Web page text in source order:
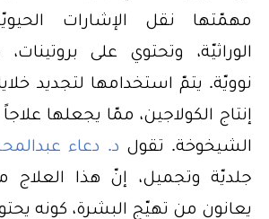
مهمّتها نقل الإشارات
الوراثيّة، وتحتوي على
نوويّة. يتمّ استخدامها لتجديد
إنتاج الكولاجين، ممّا يجعلها
الشيخوخة. تقول د. دعاء
جلديّة وتجميل، إنّ هذا العلاج
يعانون من تهيّج البشرة، كونه